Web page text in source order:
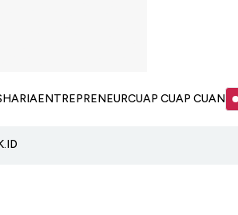
ENTREPRENEURCUAP CUAP CUAN